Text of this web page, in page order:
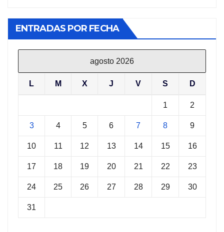
ENTRADAS POR FECHA
agosto 2026
L M X J V S D
1 2
3 4 5 6 7 8 9
10 11 12 13 14 15 16
17 18 19 20 21 22 23
24 25 26 27 28 29 30
31